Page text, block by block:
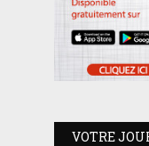
VOTRE